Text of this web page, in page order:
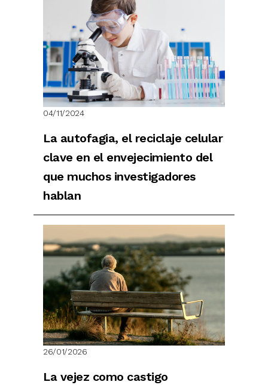
04/11/2024
La autofagia, el reciclaje celular
clave en el envejecimiento del
que muchos investigadores
hablan
26/01/2026
La vejez como castigo